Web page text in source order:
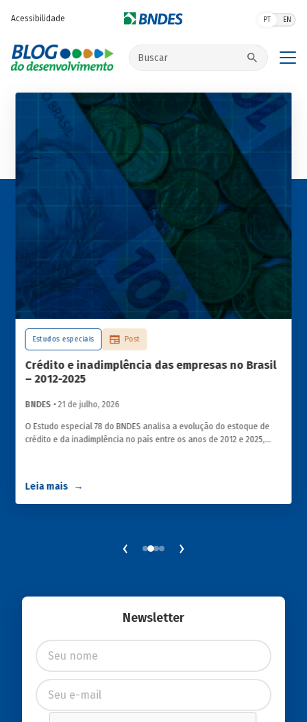
Acessibilidade PT EN
Buscar no site
Estudos especiais Post
Crédito e inadimplência das empresas no Brasil
– 2012-2025
BNDES • 21 de julho, 2026
O Estudo especial 78 do BNDES analisa a evolução do estoque de
crédito e da inadimplência no país entre os anos de 2012 e 2025,
Leia mais
‹ ›
Newsletter